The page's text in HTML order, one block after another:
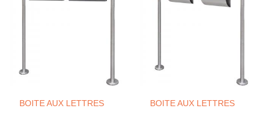
BOITE AUX LETTRES BOITE AUX LETTRES